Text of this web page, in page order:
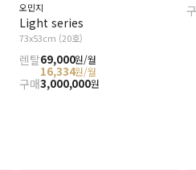
오민지
Light series
73x53cm (20호)
렌탈69,000원/월
16,334원/월
구매3,000,000원